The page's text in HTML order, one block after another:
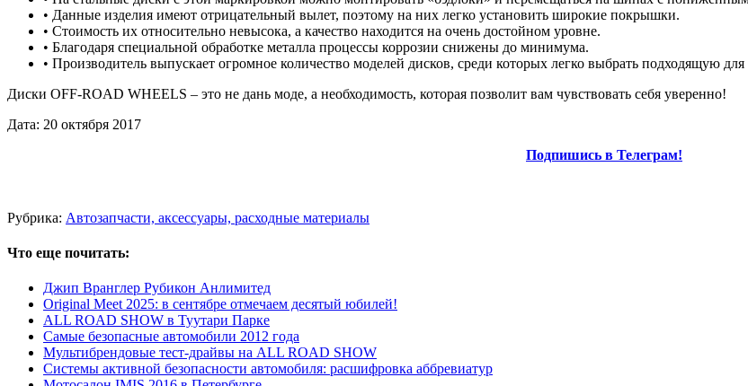
• Данные изделия имеют отрицательный вылет, поэтому на них легко установить широкие покрышки.
• Стоимость их относительно невысока, а качество находится на очень достойном уровне.
• Благодаря специальной обработке металла процессы коррозии снижены до минимума.
• Производитель выпускает огромное количество моделей дисков, среди которых легко выбрать подходящую
Диски OFF-ROAD WHEELS – это не дань моде, а необходимость, которая позволит вам чувствовать себя уверенно!
Дата: 20 октября 2017
Подпишись в Телеграм!
Рубрика: Автозапчасти, аксессуары, расходные материалы
Что еще почитать:
Джип Вранглер Рубикон Анлимитед
Original Meet 2025: в сентябре отмечаем десятый юбилей!
ALL ROAD SHOW в Туутари Парке
Самые безопасные автомобили 2012 года
Мультибрендовые тест-драйвы на ALL ROAD SHOW
Системы активной безопасности автомобиля: расшифровка аббревиатур